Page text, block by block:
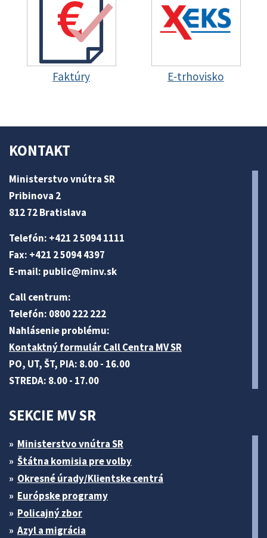
Faktúry E-trhovisko
KONTAKT
Ministerstvo vnútra SR
Pribinova 2
812 72 Bratislava
Telefón: +421 2 5094 1111
Fax: +421 2 5094 4397
E-mail: public@minv.sk
Call centrum:
Telefón: 0800 222 222
Nahlásenie problému:
Kontaktný formulár Call Centra MV SR
PO, UT, ŠT, PIA: 8.00 - 16.00
STREDA: 8.00 - 17.00
SEKCIE MV SR
Ministerstvo vnútra SR
Štátna komisia pre volby
Okresné úrady/Klientske centrá
Európske programy
Policajný zbor
Azyl a migrácia